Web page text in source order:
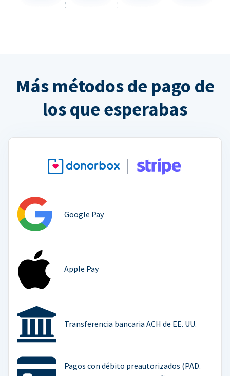
Más métodos de pago de
los que esperabas
Google Pay
Apple Pay
Transferencia bancaria ACH de EE. UU.
Pagos con débito preautorizados (PAD.